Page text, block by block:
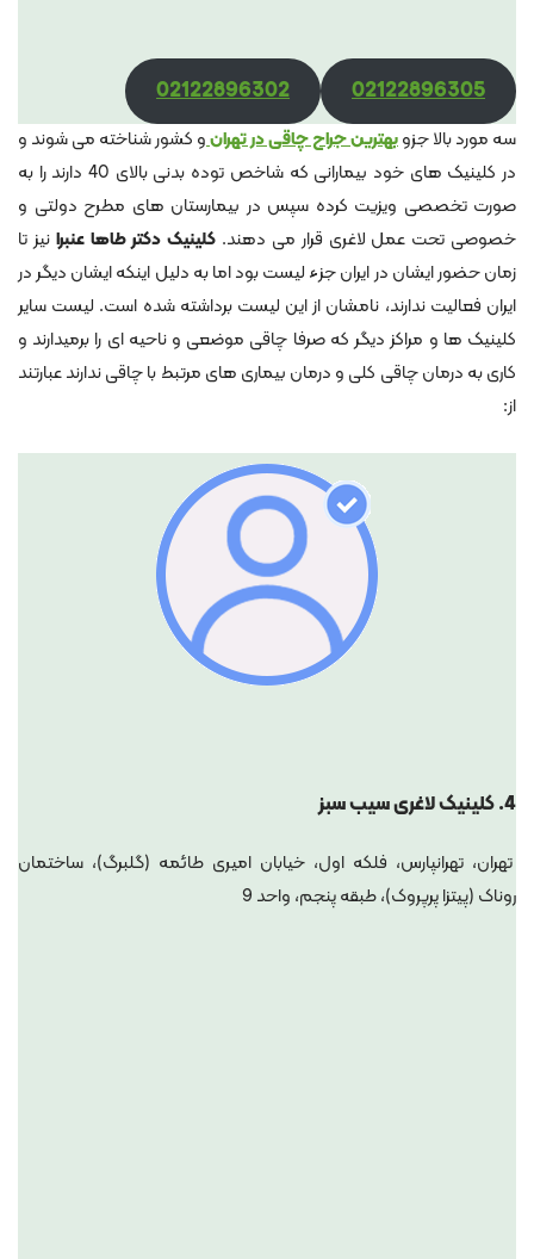
02122896305
02122896302
سه مورد بالا جزوبهترین جراح چاقی در تهرانو کشور شناخته می شوند و
در کلینیک های خود بیمارانی که شاخص توده بدنی بالای 40 دارند را به
صورت تخصصی ویزیت کرده سپس در بیمارستان های مطرح دولتی و
خصوصی تحت عمل لاغری قرار می دهند. کلینیک دکتر طاها عنبرا نیز تا
زمان حضور ایشان در ایران جزء لیست بود اما به دلیل اینکه ایشان دیگر در
ایران فعالیت ندارند، نامشان از این لیست برداشته شده است. لیست سایر
کلینیک ها و مراکز دیگر که صرفا چاقی موضعی و ناحیه ای را برمیدارند و
کاری به درمان چاقی کلی و درمان بیماری های مرتبط با چاقی ندارند عبارتند
از:
4. کلینیک لاغری سیب سبز
تهران، تهرانپارس، فلکه اول، خیابان امیری طائمه (گلبرگ)، ساختمان
روناک (پیتزا پرپروک)، طبقه پنجم، واحد 9